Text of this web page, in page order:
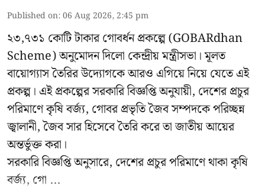
Published on:06 Aug 2026, 2:45 pm
২৩,৭৩১ কোটি টাকার গোবর্ধন প্রকল্পে (GOBARdhan
Scheme) অনুমোদন দিলো কেন্দ্রীয় মন্ত্রীসভা। মূলত
বায়োগ্যাস তৈরির উদ্যোগকে আরও এগিয়ে নিয়ে যেতে এই
প্রকল্প। এই প্রকল্পের সরকারি বিজ্ঞপ্তি অনুযায়ী, দেশের প্রচুর
পরিমাণে কৃষি বর্জ্য, গোবর প্রভৃতি জৈব সম্পদকে পরিচ্ছন্ন
জ্বালানী, জৈব সার হিসেবে তৈরি করে তা জাতীয় আয়ের
অন্তর্ভুক্ত করা।
সরকারি বিজ্ঞপ্তি অনুসারে, দেশের প্রচুর পরিমাণে থাকা কৃষি
বর্জ্য, গো ...